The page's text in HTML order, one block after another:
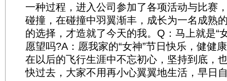
一种过程，进入公司参加了各项活动与比赛
碰撞，在碰撞中羽翼渐丰，成长为一名成熟
的选择，才造就了今天的我。Q：马上就是“
愿望吗?A：愿我家的“女神”节日快乐，健健
在以后的飞行生涯中不忘初心，坚持到底，
快过去，大家不用再小心翼翼地生活，早日